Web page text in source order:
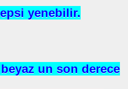
yenebilir.
un son derece